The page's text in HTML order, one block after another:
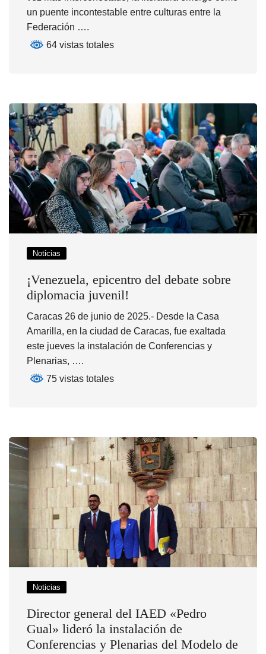
un puente incontestable entre culturas entre la
Federación ….
64 vistas totales
Noticias
¡Venezuela, epicentro del debate sobre
diplomacia juvenil!
Caracas 26 de junio de 2025.- Desde la Casa
Amarilla, en la ciudad de Caracas, fue exaltada
este jueves la instalación de Conferencias y
Plenarias, ….
75 vistas totales
Noticias
Director general del IAED «Pedro
Gual» lideró la instalación de
Conferencias y Plenarias del Modelo de